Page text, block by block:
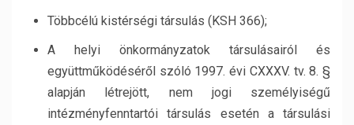
Többcélú kistérségi társulás (KSH 366);
A helyi önkormányzatok társulásairól és
együttműködéséről szóló 1997. évi CXXXV. tv. 8. §
alapján létrejött, nem jogi személyiségű
intézményfenntartói társulás esetén a társulási